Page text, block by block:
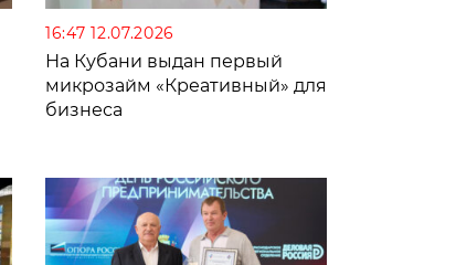
16:47 12.07.2026
На Кубани выдан первый
микрозайм «Креативный» для
бизнеса